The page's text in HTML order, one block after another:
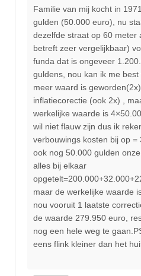
Familie van mij kocht in
gulden (50.000 euro), nu
dezelfde straat op 60 meter
betreft zeer vergelijkbaar)
funda dat is ongeveer
guldens, nou kan ik me
meer waard is
inflatiecorectie (ook 2x) ,
werkelijke waarde is
wil niet flauw zijn dus ik
verbouwings kosten bij op
ook nog 50.000 gulden
alles bij elkaar
maar de werkelijke waarde
nou vooruit 1 laatste
de waarde 279.950 euro,
nog een hele weg te
eens flink kleiner dan het